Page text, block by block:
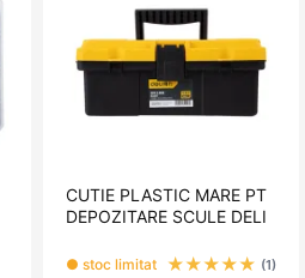
CUTIE PLASTIC MARE PT
DEPOZITARE SCULE DELI
● stoc limitat ★★★★★ (1)